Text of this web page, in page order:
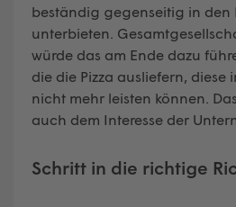
beständig gegenseitig in den
unterbieten.
würde das am Ende dazu
die die Pizza ausliefern, diese
nicht mehr leisten können.
auch dem Interesse der
Schritt in die richtige